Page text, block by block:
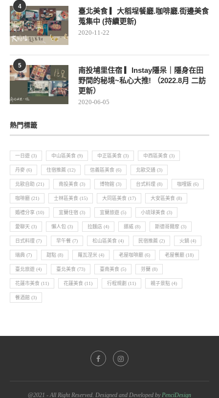
4
臺北美食 ▎大稻埕餐廳.咖啡廳.街邊美食
蒐集中 (持續更新)
2020-11-22
5
南投埔里住宿 ▎Instay隱呆｜隱身在田
野間的秘境~私心大推! （2022.8月 二訪
更新）
2020-06-05
熱門標籤
一日遊 (3) 中山區美食 (9) 中正區美食 (3) 中西區美食 (3)
丹麥 (6) 住宿推薦 (12) 信義區美食 (6) 北歐交通 (3)
北歐自助 (21) 南投美食 (3) 博物館 (3) 台式料理 (8) 咖哩飯 (6)
咖啡廳 (21) 士林區美食 (15) 大同區美食 (17) 大安區美食 (8)
婚禮分享 (10) 宜蘭住宿 (3) 宜蘭旅遊 (5) 小琉球美食 (3)
愛聊天 (3) 懶人包 (3) 拉麵店 (4) 挪威 (8) 斯德哥爾摩 (3)
日式料理 (7) 早午餐 (7) 松山區美食 (4) 民宿推薦 (2) 火鍋 (4)
瑞典 (7) 甜點 (8) 羅瓦涅米 (4) 老屋咖啡廳 (6) 老屋餐廳 (18)
臺北旅遊 (4) 臺北美食 (73) 臺南美食 (5) 芬蘭 (8)
花蓮市美食 (11) 花蓮美食 (11) 行程規劃 (11) 親子景點 (4)
餐酒館 (3)
@2021 - All Right Reserved. Designed and Developed byPenciDesign